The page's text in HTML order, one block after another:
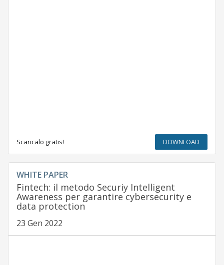
Scaricalo gratis! DOWNLOAD
WHITE PAPER
Fintech: il metodo Securiy Intelligent
Awareness per garantire cybersecurity e
data protection
23 Gen 2022